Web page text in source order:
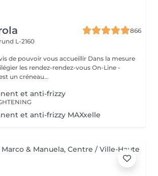
866
L-2160
vous accueillir Dans la mesure
les rendez-rendez-vous On-Line -
un créneau...
et anti-frizzy
et anti-frizzy MAXxelle